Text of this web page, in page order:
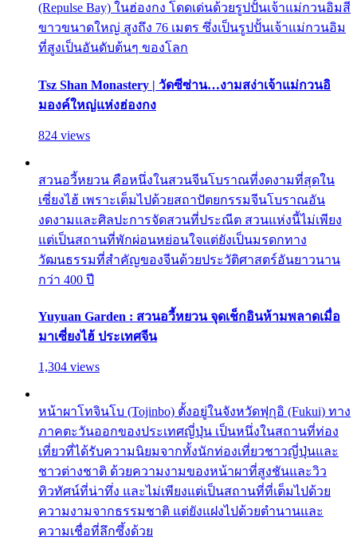
(Repulse Bay) ในฮ่องกง โดดเด่นด้วยรูปปั้นเจ้าแม่กวนอิมสี
ขาวขนาดใหญ่ สูงถึง 76 เมตร ซึ่งเป็นรูปปั้นเจ้าแม่กวนอิม
ที่สูงเป็นอันดับต้นๆ ของโลก
Tsz Shan Monastery | วัดซีซ่าน…งามสง่าเจ้าแม่กวนอิ
มองค์ใหญ่แห่งฮ่องกง
824 views
สวนอวี้หยวน คือหนึ่งในสวนจีนโบราณที่งดงามที่สุดใน
เซี่ยงไฮ้ เพราะเต็มไปด้วยสถาปัตยกรรมจีนโบราณอัน
งดงามและศิลปะการจัดสวนที่ประณีต สวนแห่งนี้ไม่เพียง
แต่เป็นสถานที่พักผ่อนหย่อนใจแต่ยังเป็นมรดกทาง
วัฒนธรรมที่สำคัญของจีนด้วยประวัติศาสตร์อันยาวนาน
กว่า 400 ปี
Yuyuan Garden : สวนอวี้หยวน จุดเช็กอินห้ามพลาดเมื่อ
มาเซี่ยงไฮ้ ประเทศจีน
1,304 views
หน้าผาโทจินโบ (Tojinbo) ตั้งอยู่ในจังหวัดฟุกุอิ (Fukui) ทาง
ภาคตะวันออกของประเทศญี่ปุ่น เป็นหนึ่งในสถานที่ท่อง
เที่ยวที่ได้รับความนิยมจากทั้งนักท่องเที่ยวชาวญี่ปุ่นและ
ชาวต่างชาติ ด้วยความงามของหน้าผาที่สูงชันและวิว
ทิวทัศน์ที่น่าทึ่ง และไม่เพียงแต่เป็นสถานที่ที่เต็มไปด้วย
ความงามจากธรรมชาติ แต่ยังแฝงไปด้วยตำนานและ
ความเชื่อที่ลึกซึ้งด้วย